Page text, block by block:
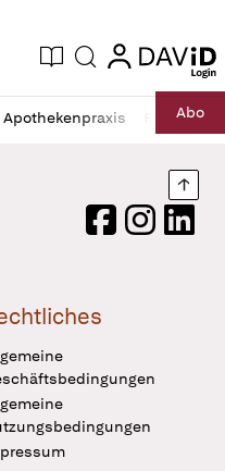
Aktuelle Ausgabe
Suche login
login
Apothekenpraxis RechtAbo
FacebookInstagram